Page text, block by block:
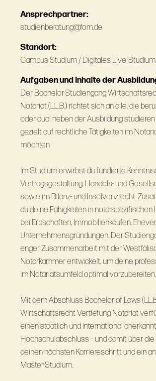
Ansprechpartner:
studienberatung@fom.de
Standort:
Campus-Studium / Digitales Live-Studium
Aufgaben und Inhalte der
Der Bachelor-Studiengang
Notariat (LL.B.) richtet sich an alle, die
oder dual neben der Ausbildung
gezielt auf rechtliche Tätigkeiten im
möchten.
Im Studium erwirbst du fundierte
Vertragsgestaltung, Handels- und
sowie im Bilanz- und Insolvenzrecht.
du deine Fähigkeiten in notarspezifischen
bei Erbschaften, Immobilienkäufen,
Unternehmensgründungen. Der
enger Zusammenarbeit mit der
Notarkammer entwickelt, um deine
im Notariatsumfeld optimal vorzubereiten.
Mit dem Abschluss Bachelor of Laws
Wirtschaftsrecht Vertiefung Notariat
einen staatlich und international
Hochschulabschluss – und damit über
deinen nächsten Karriereschritt und ein
Master-Studium.